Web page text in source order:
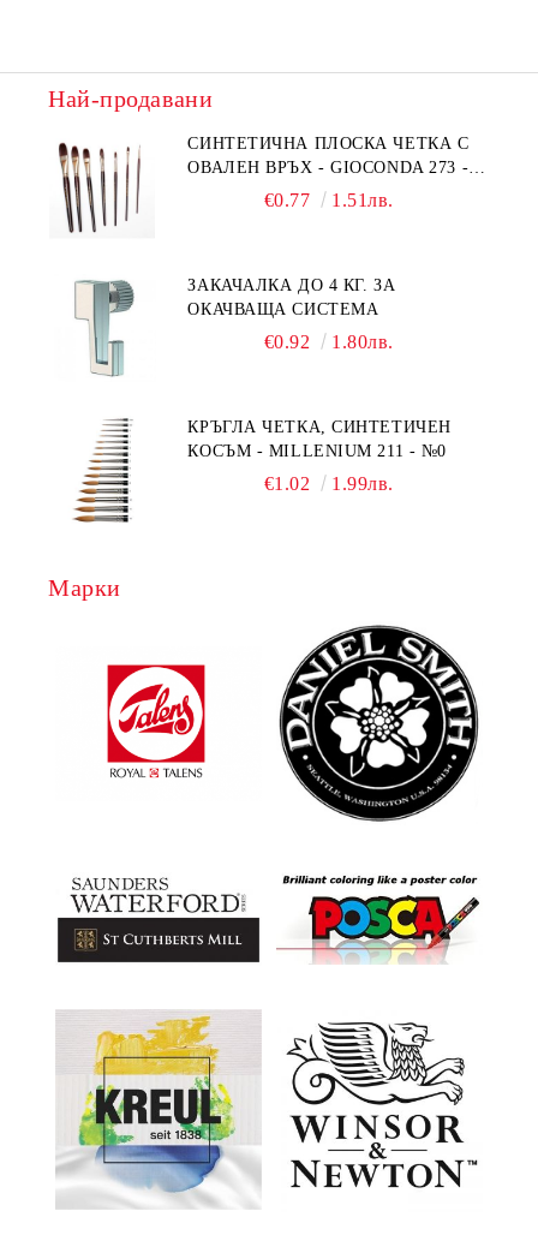
Най-продавани
СИНТЕТИЧНА ПЛОСКА ЧЕТКА С
ОВАЛЕН ВРЪХ - GIOCONDA 273 -
€0.77 1.51лв.
ЗАКАЧАЛКА ДО 4 КГ. ЗА
ОКАЧВАЩА СИСТЕМА
€0.92 1.80лв.
КРЪГЛА ЧЕТКА, СИНТЕТИЧЕН
КОСЪМ - MILLENIUM 211 - №0
€1.02 1.99лв.
Марки